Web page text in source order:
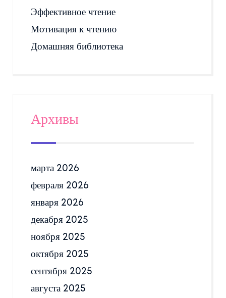
Эффективное чтение
Мотивация к чтению
Домашняя библиотека
Архивы
марта 2026
февраля 2026
января 2026
декабря 2025
ноября 2025
октября 2025
сентября 2025
августа 2025